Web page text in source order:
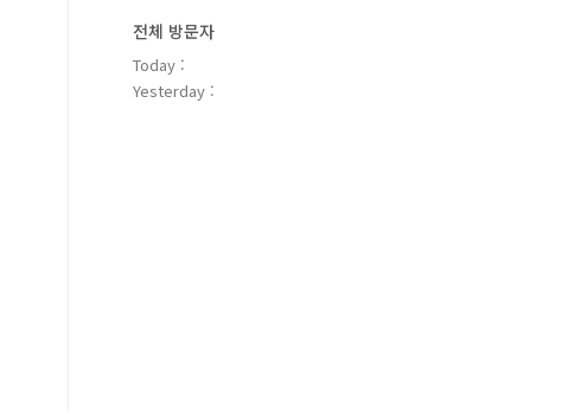
전체 방문자
Today :
Yesterday :